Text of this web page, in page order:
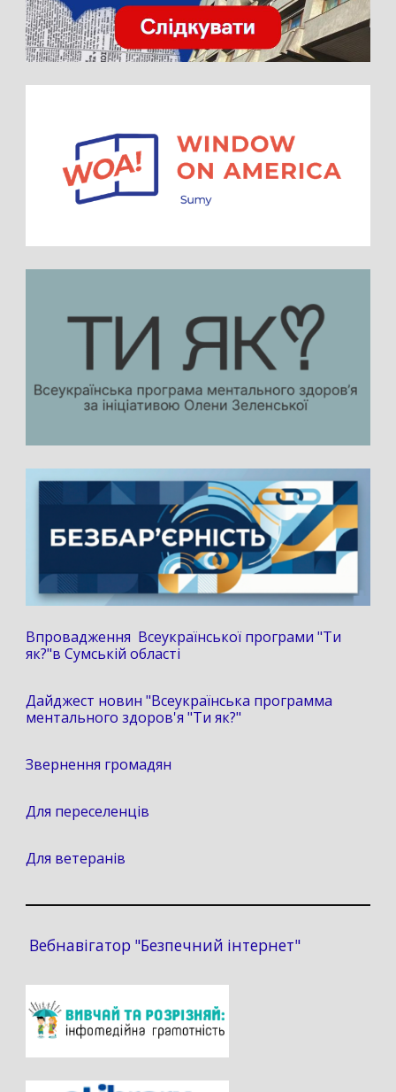
Впровадження Всеукраїнської програми "Ти
як?"в Сумській області
Дайджест новин "Всеукраїнська программа
ментального здоров'я "Ти як?"
Звернення громадян
Для переселенців
Для ветеранів
Вебнавігатор "Безпечний інтернет"